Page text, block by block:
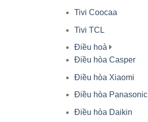
Tivi Coocaa
Tivi TCL
Điều hoà
Điều hòa Casper
Điều hòa Xiaomi
Điều hòa Panasonic
Điều hòa Daikin